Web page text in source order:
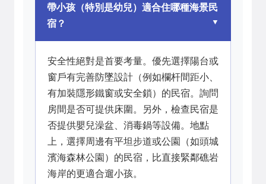
帶小孩（特別是幼兒）適合住哪種海景民
宿？
安全性絕對是首要考量。優先選擇陽台或
窗戶有完善防墜設計（例如欄杆間距小、
有加裝隱形鐵窗或安全鎖）的民宿。詢問
房間是否可提供床圍。另外，檢查民宿是
否提供嬰兒澡盆、消毒鍋等設備。地點
上，選擇周邊有平坦步道或公園（如頭城
濱海森林公園）的民宿，比直接緊鄰礁岩
海岸的更適合遛小孩。